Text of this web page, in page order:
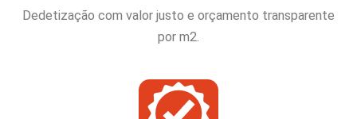
Dedetização com valor justo e orçamento transparente
por m2.